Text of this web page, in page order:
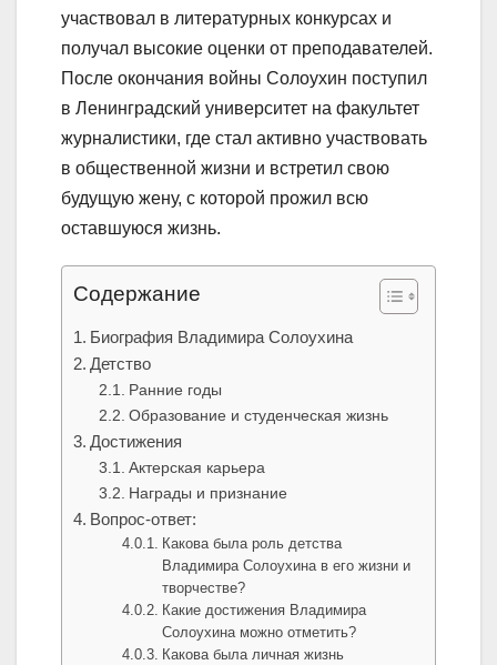
участвовал в литературных конкурсах и
получал высокие оценки от преподавателей.
После окончания войны Солоухин поступил
в Ленинградский университет на факультет
журналистики, где стал активно участвовать
в общественной жизни и встретил свою
будущую жену, с которой прожил всю
оставшуюся жизнь.
Содержание
Биография Владимира Солоухина
Детство
Ранние годы
Образование и студенческая жизнь
Достижения
Актерская карьера
Награды и признание
Вопрос-ответ:
Какова была роль детства
Владимира Солоухина в его жизни и
творчестве?
Какие достижения Владимира
Солоухина можно отметить?
Какова была личная жизнь